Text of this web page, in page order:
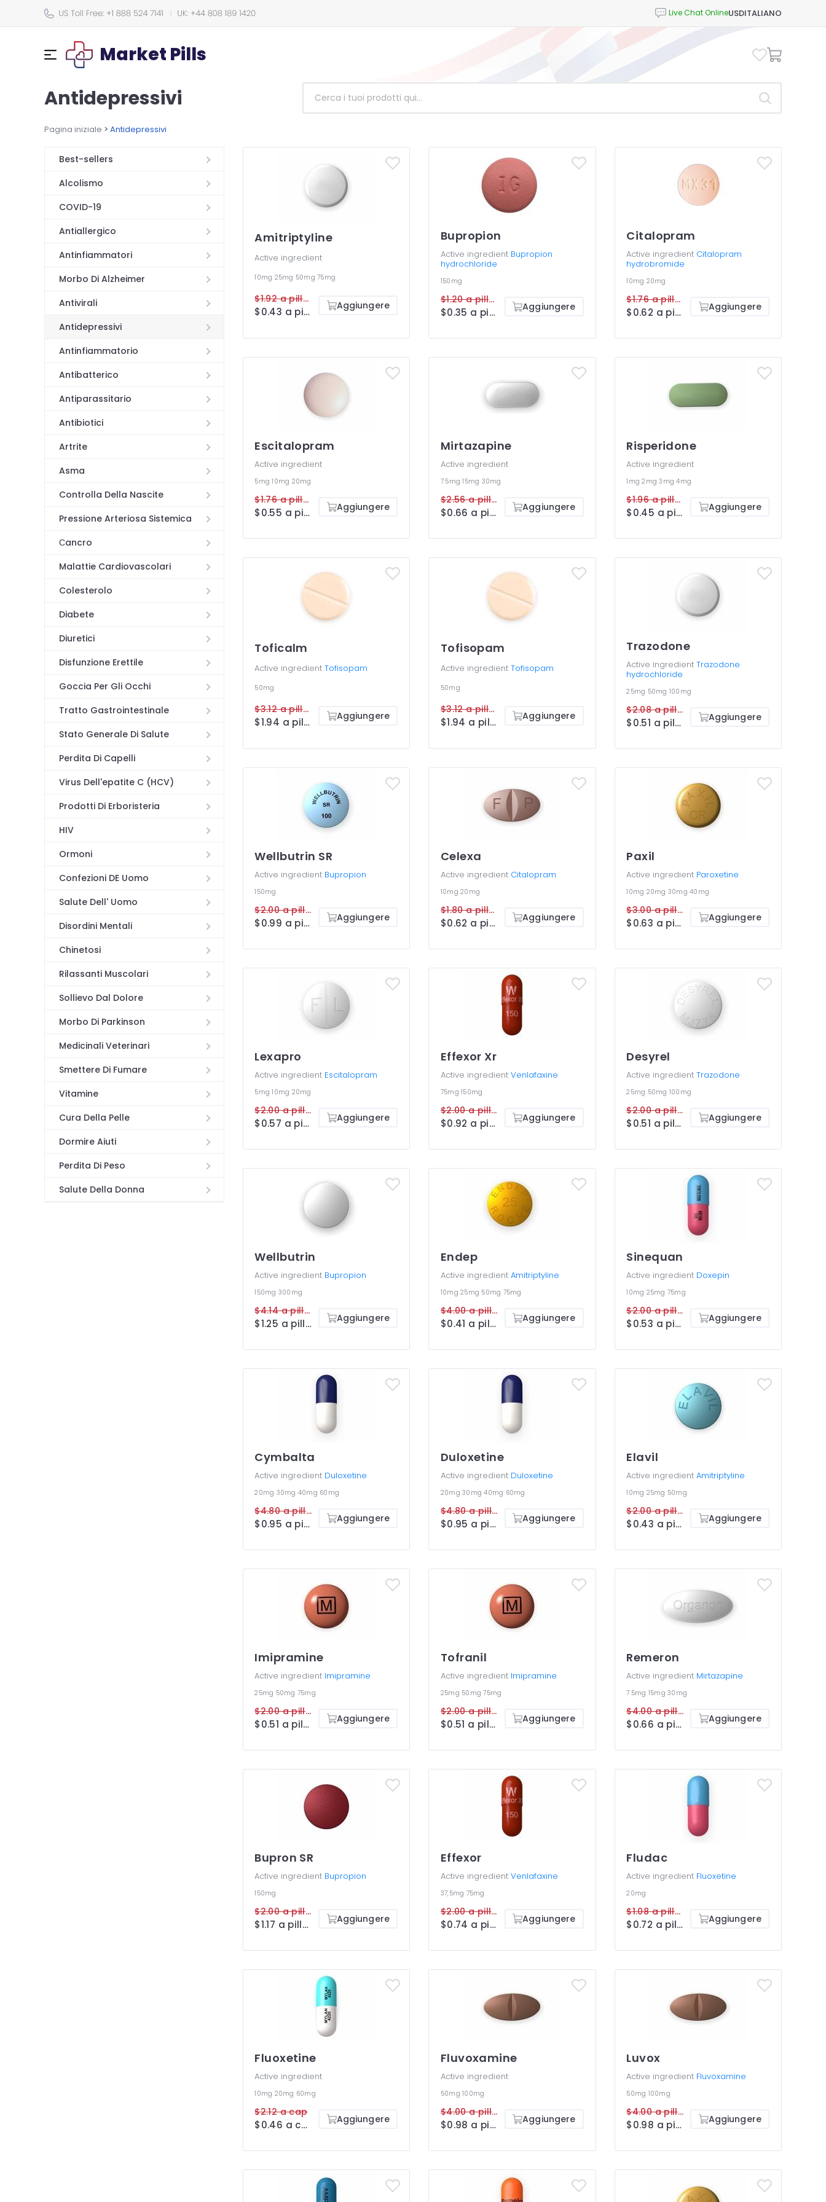
USDITALIANO
Market Pills
Antidepressivi
Pagina iniziale > Antidepressivi
Best-sellers
Alcolismo
COVID-19
Antiallergico
Antinfiammatori
Morbo Di Alzheimer
Antivirali
Antidepressivi
Antinfiammatorio
Antibatterico
Antiparassitario
Antibiotici
Artrite
Asma
Controlla Della Nascite
Pressione Arteriosa Sistemica
Сancro
Malattie Cardiovascolari
Colesterolo
Diabete
Diuretici
Disfunzione Erettile
Goccia Per Gli Occhi
Tratto Gastrointestinale
Stato Generale Di Salute
Perdita Di Capelli
Virus Dell'epatite C (HCV)
Prodotti Di Erboristeria
HIV
Ormoni
Confezioni DE Uomo
Salute Dell' Uomo
Disordini Mentali
Chinetosi
Rilassanti Muscolari
Sollievo Dal Dolore
Morbo Di Parkinson
Medicinali Veterinari
Smettere Di Fumare
Vitamine
Cura Della Pelle
Dormire Aiuti
Perdita Di Peso
Salute Della Donna
Amitriptyline
Active ingredient
10mg 25mg 50mg 75mg
$1.92 a pillola
$0.43 a pillola Aggiungere
Bupropion
Active ingredient Bupropion
hydrochloride
150mg
$1.20 a pillola
$0.35 a pillola Aggiungere
Citalopram
Active ingredient Citalopram
hydrobromide
10mg 20mg
$1.76 a pillola
$0.62 a pillola Aggiungere
Escitalopram
Active ingredient
5mg10mg 20mg
$1.76 a pillola
$0.55 a pillola Aggiungere
Mirtazapine
Active ingredient
7.5mg15mg 30mg
$2.56 a pillola
$0.66 a pillola Aggiungere
Risperidone
Active ingredient
1mg2mg3mg4mg
$1.96 a pillola
$0.45 a pillola Aggiungere
Toficalm
Active ingredient Tofisopam
50mg
$3.12 a pillola
$1.94 a pillola Aggiungere
Tofisopam
Active ingredient Tofisopam
50mg
$3.12 a pillola
$1.94 a pillola Aggiungere
Trazodone
Active ingredient Trazodone
hydrochloride
25mg 50mg 100mg
$2.08 a pillola
$0.51 a pillola Aggiungere
Wellbutrin SR
Active ingredient Bupropion
150mg
$2.00 a pillola
$0.99 a pillola Aggiungere
Celexa
Active ingredient Citalopram
10mg 20mg
$1.80 a pillola
$0.62 a pillola Aggiungere
Paxil
Active ingredient Paroxetine
10mg 20mg 30mg 40mg
$3.00 a pillola
$0.63 a pillola Aggiungere
Lexapro
Active ingredient Escitalopram
5mg10mg 20mg
$2.00 a pillola
$0.57 a pillola Aggiungere
Effexor Xr
Active ingredient Venlafaxine
75mg 150mg
$2.00 a pillola
$0.92 a pillola Aggiungere
Desyrel
Active ingredient Trazodone
25mg 50mg 100mg
$2.00 a pillola
$0.51 a pillola Aggiungere
Wellbutrin
Active ingredient Bupropion
150mg 300mg
$4.14 a pillola
$1.25 a pillola Aggiungere
Endep
Active ingredient Amitriptyline
10mg 25mg 50mg 75mg
$4.00 a pillola
$0.41 a pillola Aggiungere
Sinequan
Active ingredient Doxepin
10mg 25mg 75mg
$2.00 a pillola
$0.53 a pillola Aggiungere
Cymbalta
Active ingredient Duloxetine
20mg 30mg 40mg 60mg
$4.80 a pillola
$0.95 a pillola Aggiungere
Duloxetine
Active ingredient Duloxetine
20mg 30mg40mg 60mg
$4.80 a pillola
$0.95 a pillola Aggiungere
Elavil
Active ingredient Amitriptyline
10mg 25mg 50mg
$2.00 a pillola
$0.43 a pillola Aggiungere
Imipramine
Active ingredient Imipramine
25mg 50mg 75mg
$2.00 a pillola
$0.51 a pillola Aggiungere
Tofranil
Active ingredient Imipramine
25mg 50mg75mg
$2.00 a pillola
$0.51 a pillola Aggiungere
Remeron
Active ingredient Mirtazapine
7.5mg 15mg 30mg
$4.00 a pillola
$0.66 a pillola Aggiungere
Bupron SR
Active ingredient Bupropion
150mg
$2.00 a pillola
$1.17 a pillola Aggiungere
Effexor
Active ingredient Venlafaxine
37,5mg 75mg
$2.00 a pillola
$0.74 a pillola Aggiungere
Fludac
Active ingredient Fluoxetine
20mg
$1.08 a pillola
$0.72 a pillola Aggiungere
Fluoxetine
Active ingredient
10mg 20mg 60mg
$2.12 a cap
$0.46 a cap Aggiungere
Fluvoxamine
Active ingredient
50mg 100mg
$4.00 a pillola
$0.98 a pillola Aggiungere
Luvox
Active ingredient Fluvoxamine
50mg 100mg
$4.00 a pillola
$0.98 a pillola Aggiungere